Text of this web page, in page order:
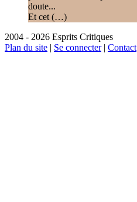
doute...
Et cet (…)
2004 - 2026 Esprits Critiques
Plan du site | Se connecter| Contact